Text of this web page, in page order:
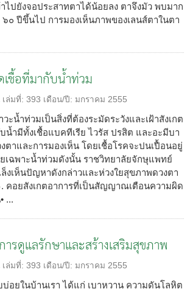
ไปยังจอประสาทตาได้น้อยลง ตาจึงมัว พบมาก
๐ ปีขึ้นไป การมองเห็นภาพของเลนส์ตาในตา
ชื้อที่มากับน้ำท่วม
เล่มที่: 393 เดือน/ปี: มกราคม 2555
ะน้ำท่วมเป็นสิ่งที่ต้องระมัดระวังและเฝ้าสังเกต
น้ำมีทั้งเชื้อแบคทีเรีย ไวรัส ปรสิต และอะมีบา
ตาและการมองเห็น โดยเชื้อโรคจะปนเปื้อนอยู่
เฉพาะน้ำท่วมดังนั้น ราชวิทยาลัยจักษุแพทย์
งเห็นปัญหาดังกล่าวและห่วงใยสุขภาพดวงตา
คอยสังเกตอาการที่เป็นสัญญาณเตือนความผิด
...
ารดูแลรักษาและสร้างเสริมสุขภาพ
เล่มที่: 393 เดือน/ปี: มกราคม 2555
บ่อยในบ้านเรา ได้แก่ เบาหวาน ความดันโลหิต